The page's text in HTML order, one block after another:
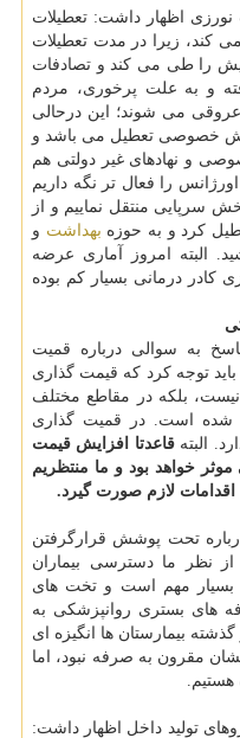
نورزی اظهار داشت: تعطیلات
كند، زیرا در مدت تعطیلات
را طی می كند و تصادفات
و به علت پرخوری، مردم
می شوند؛ این درحالی
خصوصی تعطیل می باشد و
و نهادهای غیر دولتی هم
را فعال تر نگه داریم
سرپایی منتقل نماییم و از
كرد و به حوزه بهداشت و
البته امروز آماری عرضه
درمانی بسیار كم بوده
به سوالی درباره قمیت
توجه كرد كه قیمت گذاری
تجهیزات پزشكی مربوط به سال ۹۳ نیست، بلكه در مقاطع مختلف
شده است. در قمیت گذاری
البتهقاعدتا افزایش قیمت
خواهد بود و ما منتظریم
لازم صورت گیرد.
تحت پوشش قرارگرفتن
نظر ما دسترسی بیماران
بسیار مهم است و تخت های
های بستری روانپزشكی به
بیمارستان ها انگیزه ای
مقرون به صرفه نبود، اما
تولید داخل اظهار داشت: